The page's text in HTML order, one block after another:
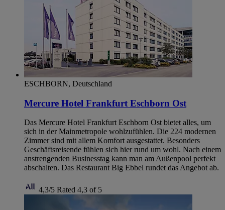
ESCHBORN, Deutschland
Mercure Hotel Frankfurt Eschborn Ost
Das Mercure Hotel Frankfurt Eschborn Ost bietet alles, um
sich in der Mainmetropole wohlzufühlen. Die 224 modernen
Zimmer sind mit allem Komfort ausgestattet. Besonders
Geschäftsreisende fühlen sich hier rund um wohl. Nach einem
anstrengenden Businesstag kann man am Außenpool perfekt
abschalten. Das Restaurant Big Ebbel rundet das Angebot ab.
4,3/5 Rated 4,3 of 5